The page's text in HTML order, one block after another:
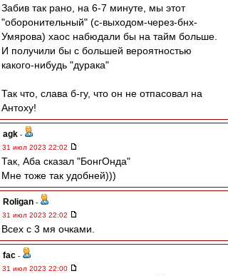
Забив так рано, на 6-7 минуте, мы этот
"оборонительный" (с-выходом-через-бнх-
Умярова) хаос набюдали бы на тайм больше.
И получили бы с большей вероятностью
какого-нибудь "дурака"
Так что, слава б-гу, что он не отпасовал на
Антоху!
agk -
31 июл 2023 22:02
Так, Аба сказал "БонгОнда"
Мне тоже так удобней)))
Roligan -
31 июл 2023 22:02
Всех с 3 мя очками.
fac -
31 июл 2023 22:00